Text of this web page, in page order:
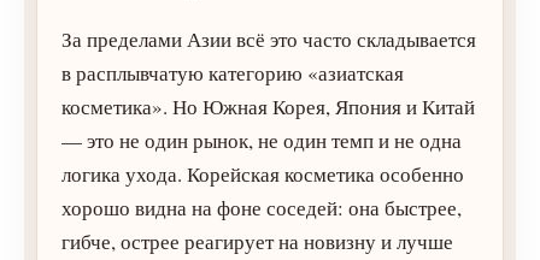
За пределами Азии всё это часто складывается
в расплывчатую категорию «азиатская
косметика». Но Южная Корея, Япония и Китай
— это не один рынок, не один темп и не одна
логика ухода. Корейская косметика особенно
хорошо видна на фоне соседей: она быстрее,
гибче, острее реагирует на новизну и лучше